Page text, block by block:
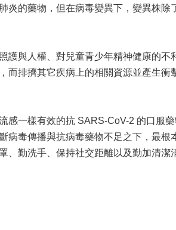
炎的藥物，但在病毒變異下，變異株除
護與人權、對兒童青少年精神健康的不
而排擠其它疾病上的相關資源並產生衝
感一樣有效的抗 SARS-CoV-2 的口服
病毒傳播與抗病毒藥物不足之下，最根
、勤洗手、保持社交距離以及勤加清潔